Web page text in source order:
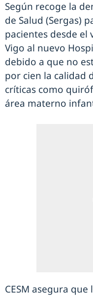
Según recoge la
de Salud (Sergas)
pacientes desde el
Vigo al nuevo
debido a que no
por cien la calidad
críticas como
área materno
CESM asegura